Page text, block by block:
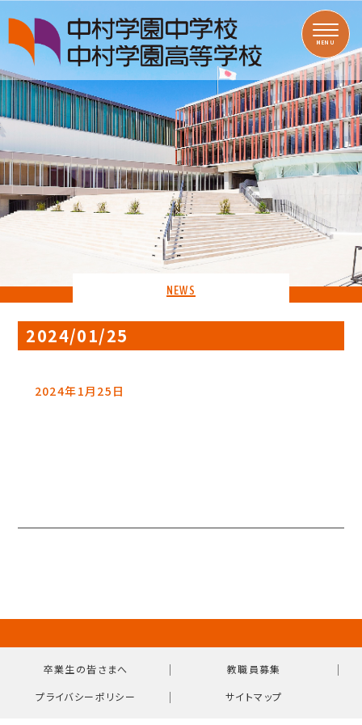
MENU
NEWS
2024/01/25
2024年1月25日
卒業生の皆さまへ ｜ 教職員募集 ｜
プライバシーポリシー ｜ サイトマップ